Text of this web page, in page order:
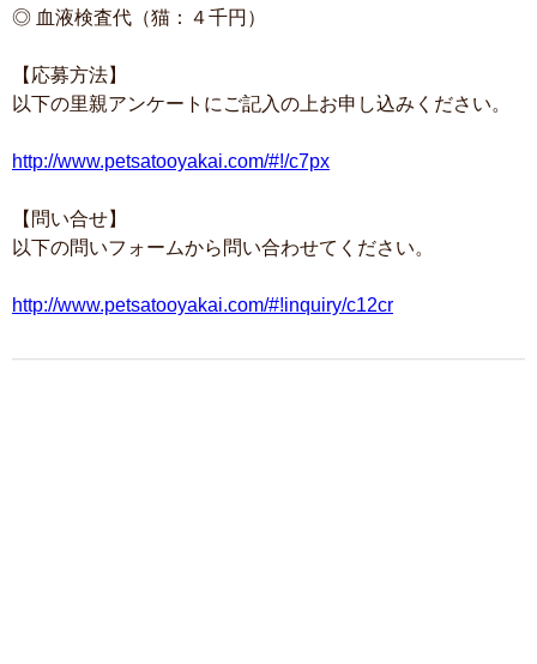
◎ 血液検査代（猫：４千円）
【応募方法】
以下の里親アンケートにご記入の上お申し込みください。
http://www.petsatooyakai.com/#!/c7px
【問い合せ】
以下の問いフォームから問い合わせてください。
http://www.petsatooyakai.com/#!inquiry/c12cr